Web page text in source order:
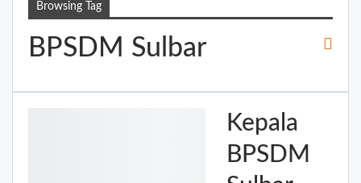
Browsing Tag
BPSDM Sulbar
Kepala
BPSDM